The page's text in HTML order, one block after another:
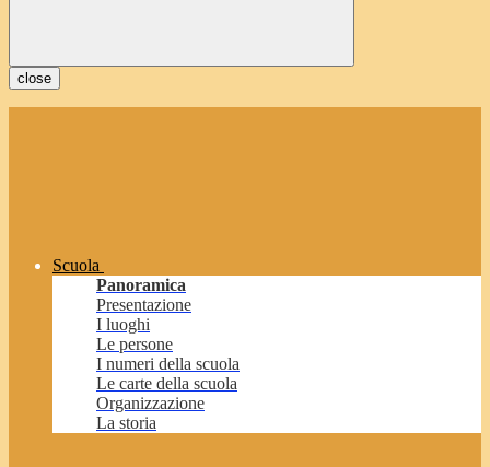
close
Scuola
Panoramica
Presentazione
I luoghi
Le persone
I numeri della scuola
Le carte della scuola
Organizzazione
La storia